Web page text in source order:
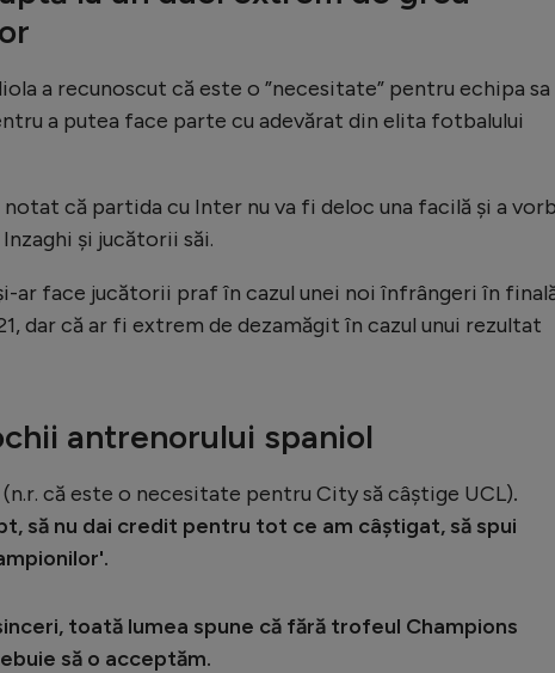
a recunoscut că este o ”necesitate” pentru echipa sa
a putea face parte cu adevărat din elita fotbalului
că partida cu Inter nu va fi deloc una facilă și a
și jucătorii săi.
ar face jucătorii praf în cazul unei noi înfrângeri în
dar că ar fi extrem de dezamăgit în cazul unui rezultat
antrenorului spaniol
(n.r. că este o necesitate pentru City să câștige UCL).
să nu dai credit pentru tot ce am câștigat, să spui
toată lumea spune că fără trofeul Champions
să o acceptăm.